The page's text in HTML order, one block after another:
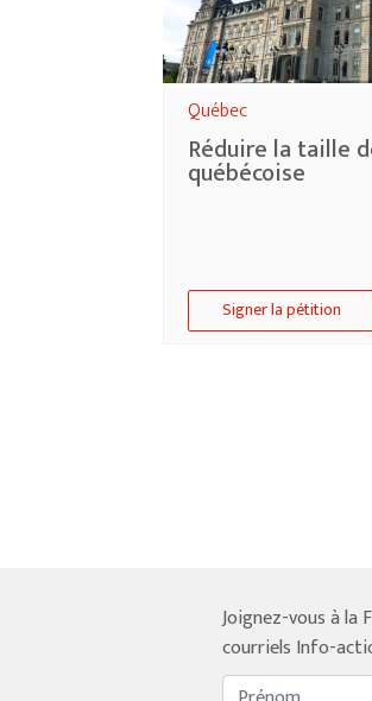
Québec
Réduire la taille
québécoise
Signer la pétition
Joignez-vous à la
courriels Info-